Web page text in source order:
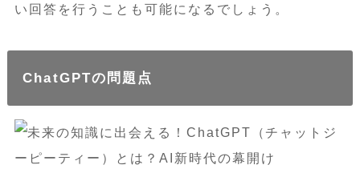
い回答を行うことも可能になるでしょう。
ChatGPTの問題点